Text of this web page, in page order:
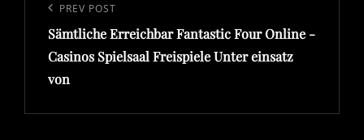
entradas
Previous
Post
PREV POST
Sämtliche Erreichbar Fantastic Four Online -
Casinos Spielsaal Freispiele Unter einsatz
von